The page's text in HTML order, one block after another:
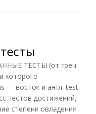
ТЕСТЫ (от греч.
которого
— восток и англ. test
тестов достижений,
степени овладения